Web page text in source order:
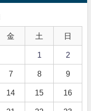
金 土 日
1 2
7 8 9
14 15 16